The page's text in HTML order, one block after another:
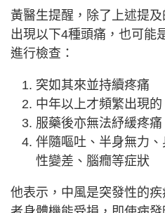
黃醫生提醒，除了上述提
出現以下4種頭痛，也可能
進行檢查：
突如其來並持續疼痛
中年以上才頻繁出現的
服藥後亦無法紓緩疼痛
伴隨嘔吐、半身無力
性變差、腦癇等症狀
他表示，中風是突發性的